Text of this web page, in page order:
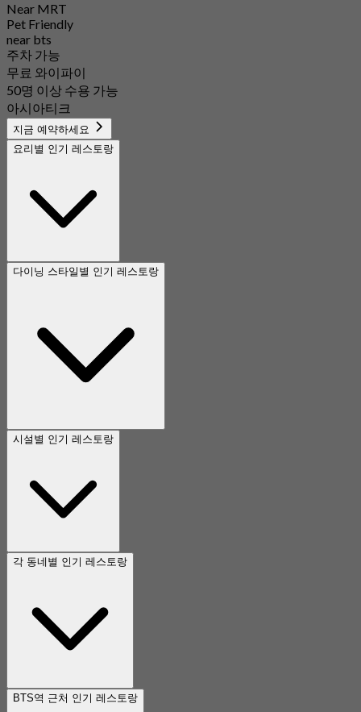
Near MRT
Pet Friendly
near bts
주차 가능
무료 와이파이
50명 이상 수용 가능
아시아티크
지금 예약하세요
요리별 인기 레스토랑
다이닝 스타일별 인기 레스토랑
시설별 인기 레스토랑
각 동네별 인기 레스토랑
BTS역 근처 인기 레스토랑